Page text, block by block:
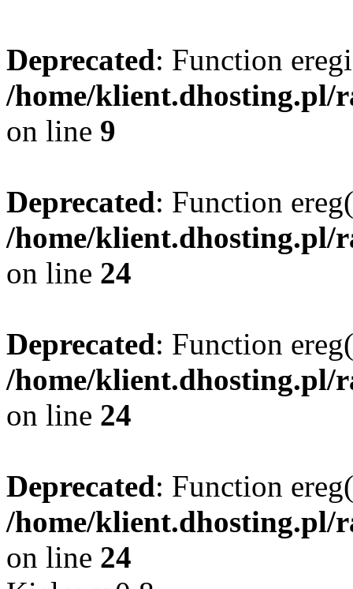
Deprecated: Function
/home/klient.dhosting.pl/
on line 9
Deprecated: Function
/home/klient.dhosting.pl/
on line 24
Deprecated: Function
/home/klient.dhosting.pl/
on line 24
Deprecated: Function
/home/klient.dhosting.pl/
on line 24